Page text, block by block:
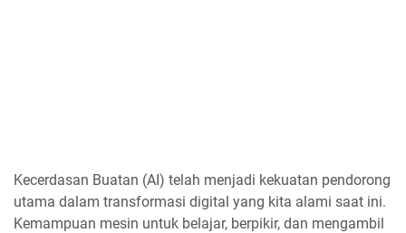
Kecerdasan Buatan (AI) telah menjadi kekuatan pendorong
utama dalam transformasi digital yang kita alami saat ini.
Kemampuan mesin untuk belajar, berpikir, dan mengambil